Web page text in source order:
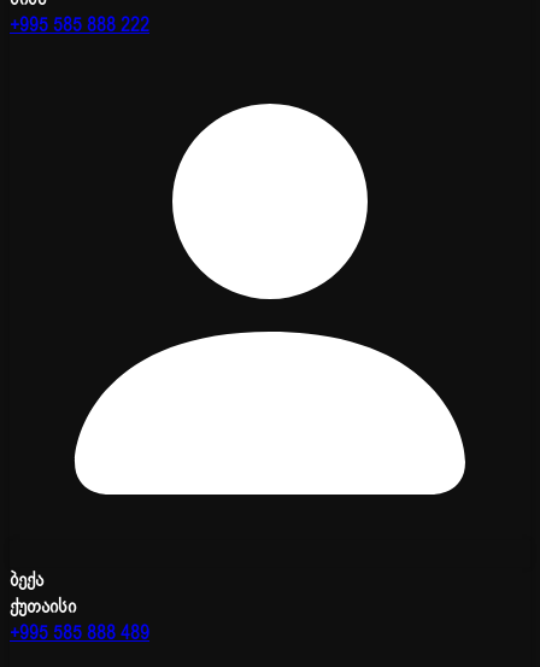
+995 585 888 222
ბექა
ქუთაისი
+995 585 888 489